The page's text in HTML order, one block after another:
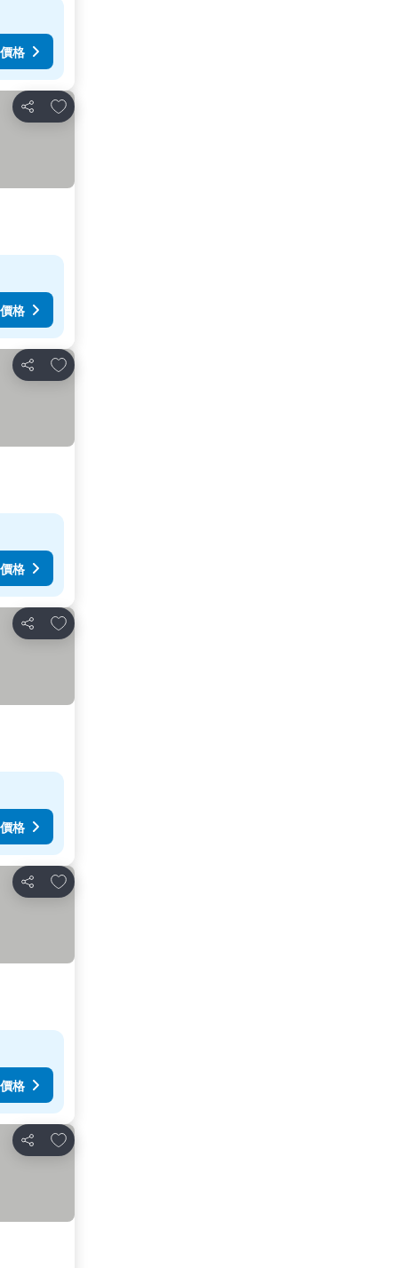
格
分享
加入我的最愛
格
分享
加入我的最愛
格
分享
加入我的最愛
格
分享
加入我的最愛
格
分享
加入我的最愛